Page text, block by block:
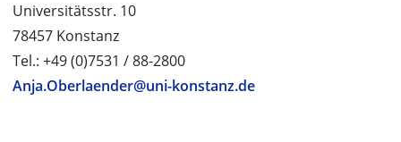
Universitätsstr. 10
78457 Konstanz
Tel.: +49 (0)7531 / 88-2800
Anja.Oberlaender@uni-konstanz.de